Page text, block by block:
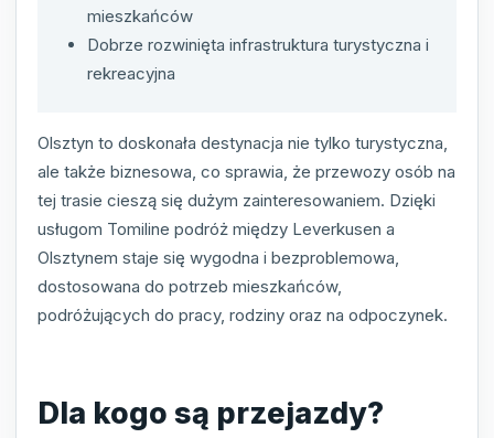
mieszkańców
Dobrze rozwinięta infrastruktura turystyczna i
rekreacyjna
Olsztyn to doskonała destynacja nie tylko turystyczna,
ale także biznesowa, co sprawia, że przewozy osób na
tej trasie cieszą się dużym zainteresowaniem. Dzięki
usługom Tomiline podróż między Leverkusen a
Olsztynem staje się wygodna i bezproblemowa,
dostosowana do potrzeb mieszkańców,
podróżujących do pracy, rodziny oraz na odpoczynek.
Dla kogo są przejazdy?